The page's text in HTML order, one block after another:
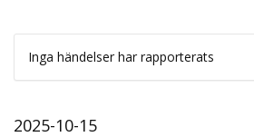
Inga händelser har rapporterats
2025-10-15